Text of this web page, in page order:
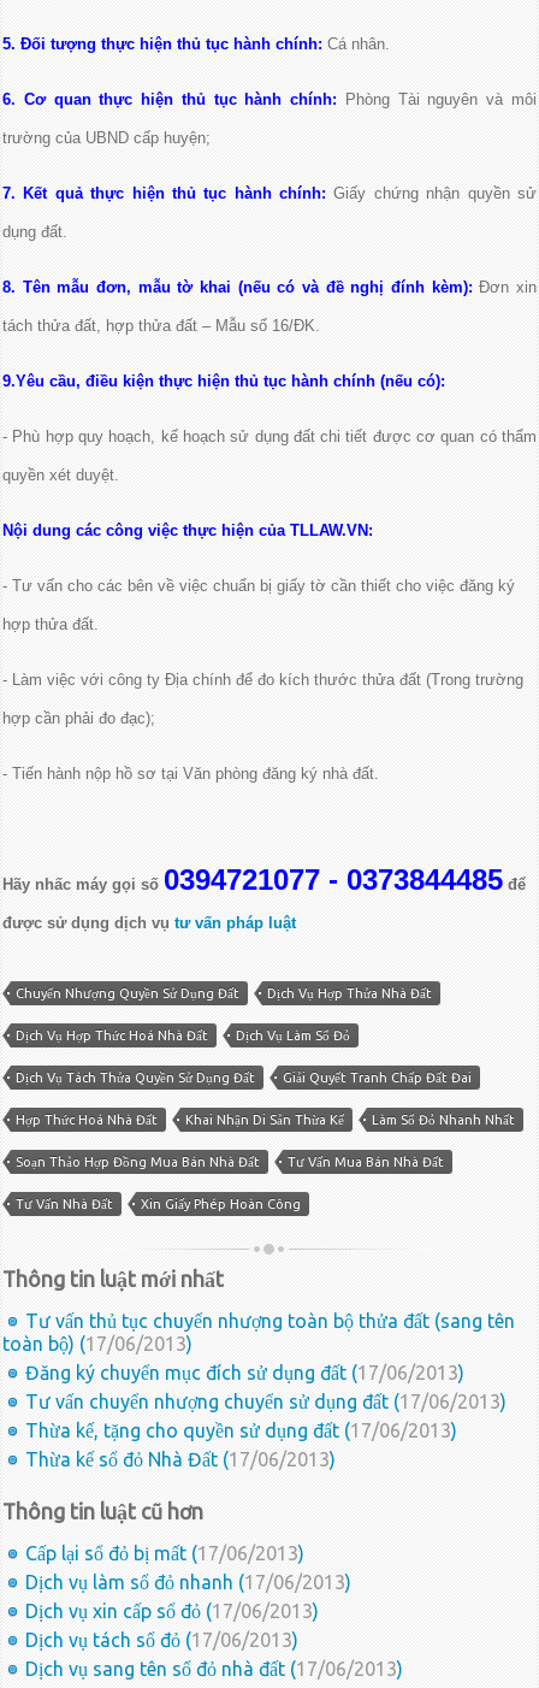
5. Đối tượng thực hiện thủ tục hành chính: Cá nhân.
6. Cơ quan thực hiện thủ tục hành chính: Phòng Tài nguyên và môi
trường của UBND cấp huyện;
7. Kết quả thực hiện thủ tục hành chính: Giấy chứng nhận quyền sử
dụng đất.
8. Tên mẫu đơn, mẫu tờ khai (nếu có và đề nghị đính kèm):Đơn xin
tách thửa đất, hợp thửa đất – Mẫu số 16/ĐK.
9.Yêu cầu, điều kiện thực hiện thủ tục hành chính (nếu có):
- Phù hợp quy hoạch, kế hoạch sử dụng đất chi tiết được cơ quan có thẩm
quyền xét duyệt.
Nội dung các công việc thực hiện của TLLAW.VN:
- Tư vấn cho các bên về việc chuẩn bị giấy tờ cần thiết cho việc đăng ký
hợp thửa đất.
- Làm việc với công ty Địa chính để đo kích thước thửa đất (Trong trường
hợp cần phải đo đạc);
- Tiến hành nộp hồ sơ tại Văn phòng đăng ký nhà đất.
Hãy nhấc máy gọi số 0394721077 - 0373844485 để
được sử dụng dịch vụ tư vấn pháp luật
Chuyển Nhượng Quyền Sử Dụng Đất Dịch Vụ Hợp Thửa Nhà Đất
Dịch Vụ Hợp Thức Hoá Nhà Đất Dịch Vụ Làm Sổ Đỏ
Dịch Vụ Tách Thửa Quyền Sử Dụng Đất Giải Quyết Tranh Chấp Đất Đai
Hợp Thức Hoá Nhà Đất Khai Nhận Di Sản Thừa Kế Làm Sổ Đỏ Nhanh Nhất
Soạn Thảo Hợp Đồng Mua Bán Nhà Đất Tư Vấn Mua Bán Nhà Đất
Tư Vấn Nhà Đất Xin Giấy Phép Hoàn Công
Thông tin luật mới nhất
Tư vấn thủ tục chuyển nhượng toàn bộ thửa đất (sang tên
toàn bộ) (17/06/2013)
Đăng ký chuyển mục đích sử dụng đất (17/06/2013)
Tư vấn chuyển nhượng chuyển sử dụng đất (17/06/2013)
Thừa kế, tặng cho quyền sử dụng đất (17/06/2013)
Thừa kế sổ đỏ Nhà Đất (17/06/2013)
Thông tin luật cũ hơn
Cấp lại sổ đỏ bị mất (17/06/2013)
Dịch vụ làm sổ đỏ nhanh (17/06/2013)
Dịch vụ xin cấp sổ đỏ (17/06/2013)
Dịch vụ tách sổ đỏ (17/06/2013)
Dịch vụ sang tên sổ đỏ nhà đất (17/06/2013)